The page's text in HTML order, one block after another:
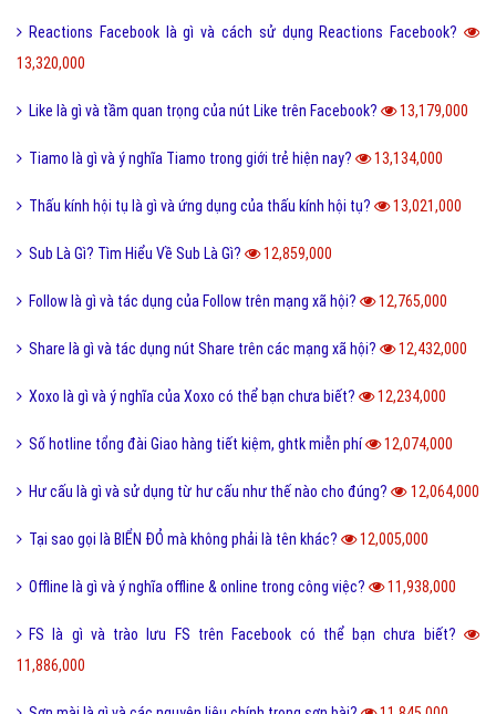
Reactions Facebook là gì và cách sử dụng Reactions Facebook?
13,320,000
Like là gì và tầm quan trọng của nút Like trên Facebook? 13,179,000
Tiamo là gì và ý nghĩa Tiamo trong giới trẻ hiện nay? 13,134,000
Thấu kính hội tụ là gì và ứng dụng của thấu kính hội tụ? 13,021,000
Sub Là Gì? Tìm Hiểu Về Sub Là Gì? 12,859,000
Follow là gì và tác dụng của Follow trên mạng xã hội? 12,765,000
Share là gì và tác dụng nút Share trên các mạng xã hội? 12,432,000
Xoxo là gì và ý nghĩa của Xoxo có thể bạn chưa biết? 12,234,000
Số hotline tổng đài Giao hàng tiết kiệm, ghtk miễn phí 12,074,000
Hư cấu là gì và sử dụng từ hư cấu như thế nào cho đúng? 12,064,000
Tại sao gọi là BIỂN ĐỎ mà không phải là tên khác? 12,005,000
Offline là gì và ý nghĩa offline & online trong công việc? 11,938,000
FS là gì và trào lưu FS trên Facebook có thể bạn chưa biết?
11,886,000